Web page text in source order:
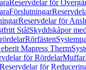
Reservdelar för
Förslutningar
Reservdelar för
StålSkyddskåpor
Rörfästen
Mapress Therm
för RördelarMuffar
Reservdelar för